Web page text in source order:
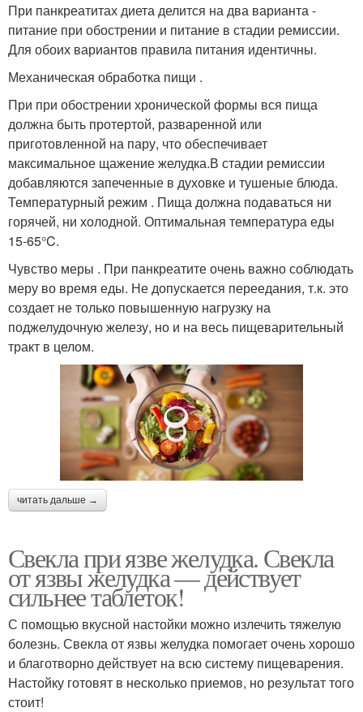
При панкреатитах диета делится на два варианта -
питание при обострении и питание в стадии ремиссии.
Для обоих вариантов правила питания идентичны.
Механическая обработка пищи .
При при обострении хронической формы вся пища
должна быть протертой, разваренной или
приготовленной на пару, что обеспечивает
максимальное щажение желудка.В стадии ремиссии
добавляются запеченные в духовке и тушеные блюда.
Температурный режим . Пища должна подаваться ни
горячей, ни холодной. Оптимальная температура еды
15-65°C.
Чувство меры . При панкреатите очень важно соблюдать
меру во время еды. Не допускается переедания, т.к. это
создает не только повышенную нагрузку на
поджелудочную железу, но и на весь пищеварительный
тракт в целом.
читать дальше →
Свекла при язве желудка. Свекла
от язвы желудка — действует
сильнее таблеток!
С помощью вкусной настойки можно излечить тяжелую
болезнь. Свекла от язвы желудка помогает очень хорошо
и благотворно действует на всю систему пищеварения.
Настойку готовят в несколько приемов, но результат того
стоит!